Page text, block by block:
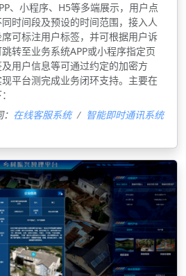
、小程序、H5等多端展示，用户点
时间段及预设的时间范围，接入人
可标注用户标签，并可根据用户诉
转至业务系统APP或小程序指定页
用户信息等可通过约定的加密方
平台测完成业务闭环支持。主要​​​​​​​在
在线客服系统
智能即时通讯系统